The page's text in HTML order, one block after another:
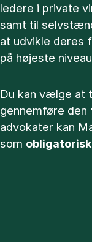
ledere i private
samt til
at udvikle deres
på højeste
Du kan vælge at
gennemføre den
advokater kan
som